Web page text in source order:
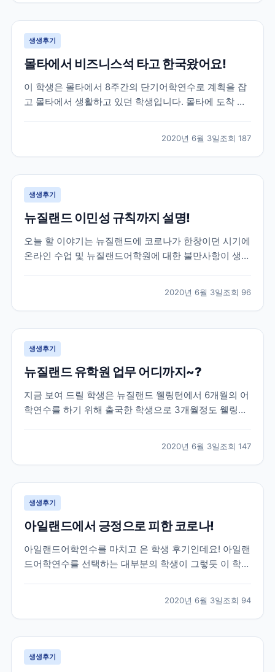
그러던 중 주한 뉴질랜드 대사관에서 공지한 전세기 소
식이...
생생후기
몰타에서 비즈니스석 타고 한국왔어요!
이 학생은 몰타에서 8주간의 단기어학연수로 계획을 잡
고 몰타에서 생활하고 있던 학생입니다. 몰타에 도착 후
코로나로 인한 공항 폐쇄 등의 소식등을 전하게 되었는
데요! 이 학생은 학업을 잠시 멈추고 한국으로 돌아오기
로...
2020년 6월 3일조회 187
생생후기
뉴질랜드 이민성 규칙까지 설명!
오늘 할 이야기는 뉴질랜드에 코로나가 한창이던 시기에
온라인 수업 및 뉴질랜드어학원에 대한 불만사항이 생겼
다. 이 학생은 뉴질랜드어학연수 6개월을 계획하고 떠난
학생인데, 3개월차에 뉴질랜드가 코로나로 인한 락다운
이...
2020년 6월 3일조회 96
생생후기
뉴질랜드 유학원 업무 어디까지~?
지금 보여 드릴 학생은 뉴질랜드 웰링턴에서 6개월의 어
학연수를 하기 위해 출국한 학생으로 3개월정도 웰링턴
크를 위해 대화를 나누면서 받은 카톡이랍니다! 그럼 먼
저 가장 궁금해 하실 학생과의 카톡 후기 먼저 함께 보...
2020년 6월 3일조회 147
생생후기
아일랜드에서 긍정으로 피한 코로나!
아일랜드어학연수를 마치고 온 학생 후기인데요! 아일랜
드어학연수를 선택하는 대부분의 학생이 그렇듯 이 학생
의 워킹홀리데이로 총 33주간의 체류를 목표로 아일랜
드에 작년 11월에 출국한 학생이랍니다! 아쉽게도...
2020년 6월 3일조회 94
생생후기